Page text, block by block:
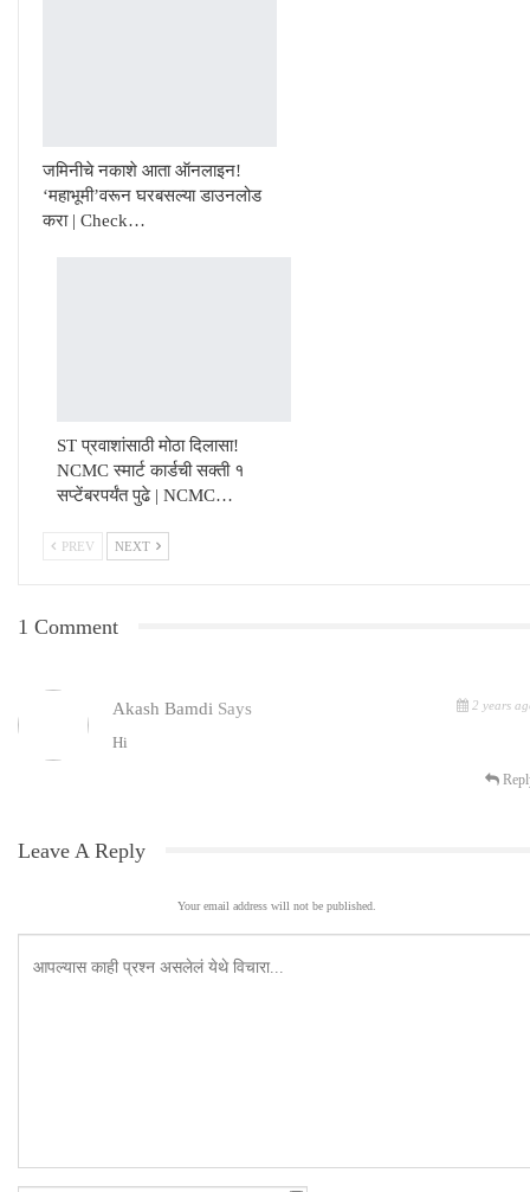
जमिनीचे नकाशे आता ऑनलाइन!
‘महाभूमी’वरून घरबसल्या डाउनलोड
करा | Check…
ST प्रवाशांसाठी मोठा दिलासा!
NCMC स्मार्ट कार्डची सक्ती १
सप्टेंबरपर्यंत पुढे | NCMC…
PREV NEXT
1 Comment
Akash Bamdi Says 2 years
Hi
Leave A Reply
Your email address will not be published.